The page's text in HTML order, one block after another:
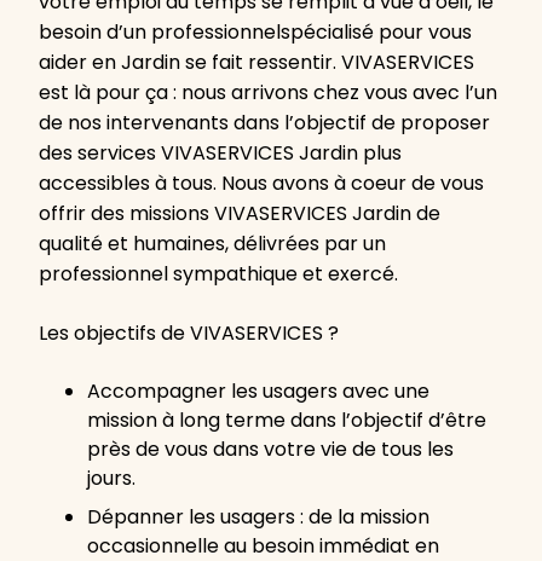
besoin d’un professionnelspécialisé pour vous
aider en Jardin se fait ressentir. VIVASERVICES
est là pour ça : nous arrivons chez vous avec l’un
de nos intervenants dans l’objectif de proposer
des services VIVASERVICES Jardin plus
accessibles à tous. Nous avons à coeur de vous
offrir des missions VIVASERVICES Jardin de
qualité et humaines, délivrées par un
professionnel sympathique et exercé.
Les objectifs de VIVASERVICES ?
Accompagner les usagers avec une
mission à long terme dans l’objectif d’être
près de vous dans votre vie de tous les
jours.
Dépanner les usagers : de la mission
occasionnelle au besoin immédiat en